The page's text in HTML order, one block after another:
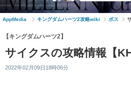
AppMedia キングダムハーツ2攻略wiki ボス
【キングダムハーツ2】
サイクスの攻略情報【
2022年02月09日18時06分